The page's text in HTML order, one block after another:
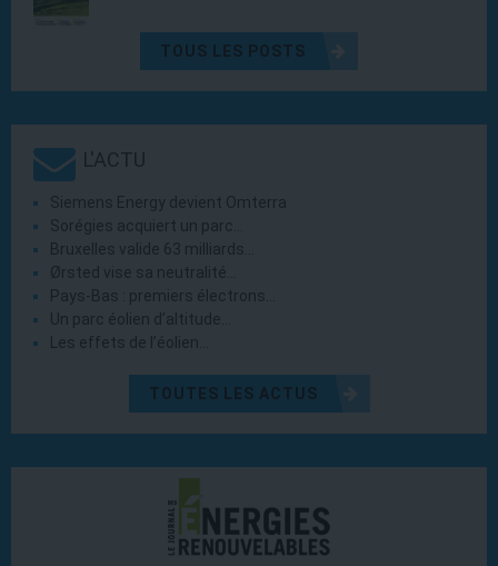
TOUS LES POSTS
L'ACTU
Siemens Energy devient Omterra
Sorégies acquiert un parc…
Bruxelles valide 63 milliards…
Ørsted vise sa neutralité…
Pays-Bas : premiers électrons…
Un parc éolien d’altitude…
Les effets de l’éolien…
TOUTES LES ACTUS